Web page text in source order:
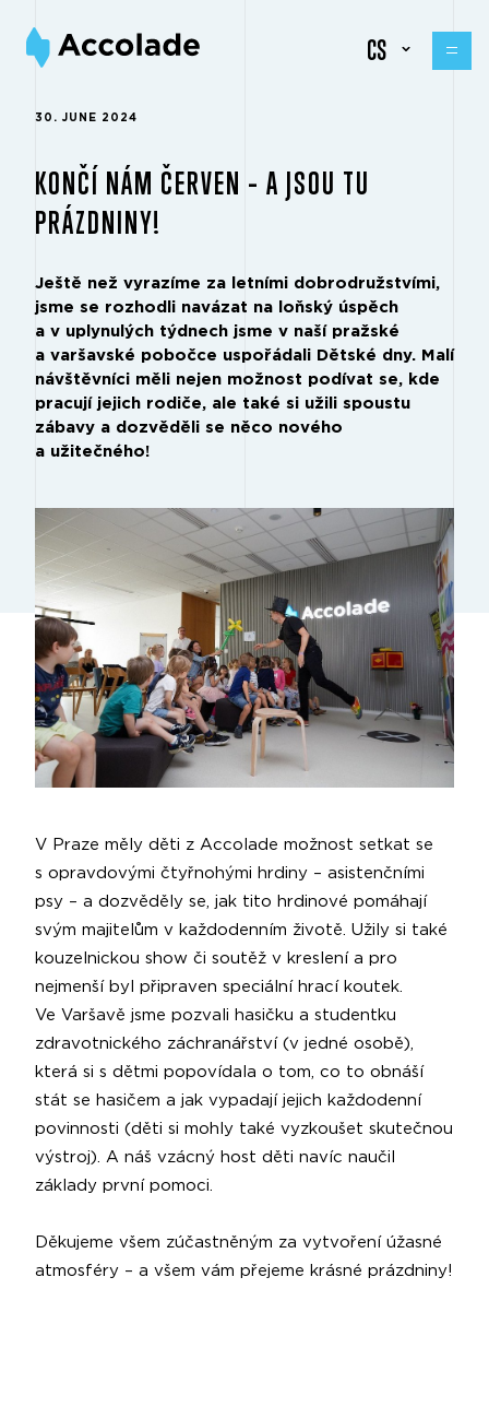
CS
30. JUNE 2024
KONČÍ NÁM ČERVEN – A JSOU TU
PRÁZDNINY!
Ještě než vyrazíme za letními dobrodružstvími,
jsme se rozhodli navázat na loňský úspěch
a v uplynulých týdnech jsme v naší pražské
a varšavské pobočce uspořádali Dětské dny. Malí
návštěvníci měli nejen možnost podívat se, kde
pracují jejich rodiče, ale také si užili spoustu
zábavy a dozvěděli se něco nového
a užitečného!
V Praze měly děti z Accolade možnost setkat se
s opravdovými čtyřnohými hrdiny – asistenčními
psy – a dozvěděly se, jak tito hrdinové pomáhají
svým majitelům v každodenním životě. Užily si také
kouzelnickou show či soutěž v kreslení a pro
nejmenší byl připraven speciální hrací koutek.
Ve Varšavě jsme pozvali hasičku a studentku
zdravotnického záchranářství (v jedné osobě),
která si s dětmi popovídala o tom, co to obnáší
stát se hasičem a jak vypadají jejich každodenní
povinnosti (děti si mohly také vyzkoušet skutečnou
výstroj). A náš vzácný host děti navíc naučil
základy první pomoci.
Děkujeme všem zúčastněným za vytvoření úžasné
atmosféry – a všem vám přejeme krásné prázdniny!